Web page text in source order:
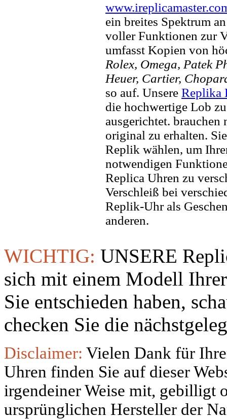
ein breites Spektrum
voller Funktionen zur
umfasst Kopien von
Rolex, Omega, Patek
Heuer, Cartier,
so auf. Unsere Replika
die hochwertige Lob
ausgerichtet. brauchen
original zu erhalten.
Replik wählen, um
notwendigen
Replica Uhren zu
Verschleiß bei
Replik-Uhr als
anderen.
WICHTIG: UNSERE
sich mit einem Modell
Sie entschieden haben,
checken Sie die
Disclaimer: Vielen Dank für
Uhren finden Sie auf dieser
irgendeiner Weise mit, gebilligt
ursprünglichen Hersteller der